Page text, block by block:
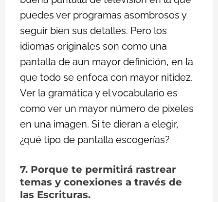
puedes ver programas asombrosos y
seguir bien sus detalles. Pero los
idiomas originales son como una
pantalla de aun mayor definición, en la
que todo se enfoca con mayor nitidez.
Ver la gramática y el vocabulario es
como ver un mayor número de pixeles
en una imagen. Si te dieran a elegir,
¿qué tipo de pantalla escogerías?
7. Porque te permitirá rastrear
temas y conexiones a través de
las Escrituras.